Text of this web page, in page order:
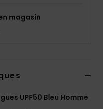
magasin
UPF50 Bleu Homme